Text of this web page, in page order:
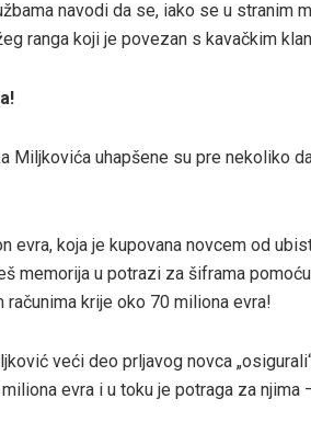
navodi da se, iako se u stranim
ranga koji je povezan s kavačkim
Miljkovića uhapšene su pre nekoliko
evra, koja je kupovana novcem od
memorija u potrazi za šiframa
krije oko 70 miliona evra!
veći deo prljavog novca
evra i u toku je potraga za